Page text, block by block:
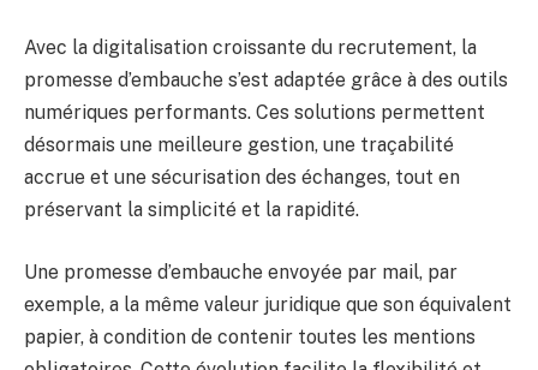
Avec la digitalisation croissante du recrutement, la
promesse d’embauche s’est adaptée grâce à des outils
numériques performants. Ces solutions permettent
désormais une meilleure gestion, une traçabilité
accrue et une sécurisation des échanges, tout en
préservant la simplicité et la rapidité.
Une promesse d’embauche envoyée par mail, par
exemple, a la même valeur juridique que son équivalent
papier, à condition de contenir toutes les mentions